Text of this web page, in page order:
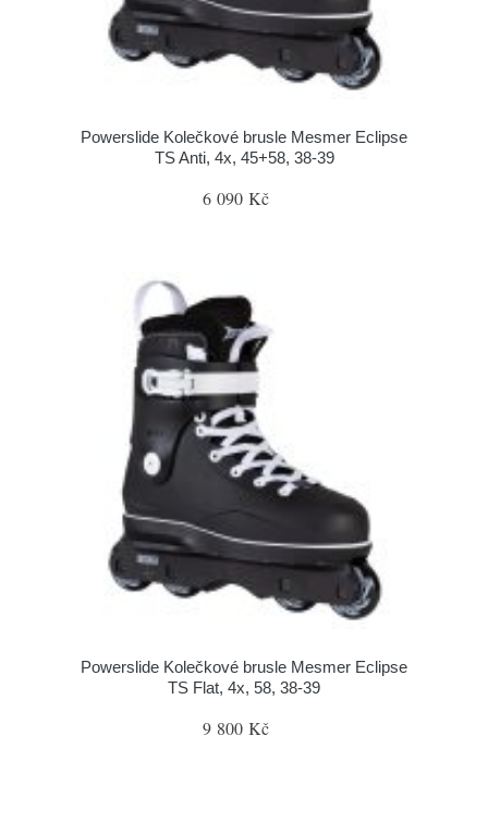
Powerslide Kolečkové brusle Mesmer Eclipse
TS Anti, 4x, 45+58, 38-39
6 090 Kč
Powerslide Kolečkové brusle Mesmer Eclipse
TS Flat, 4x, 58, 38-39
9 800 Kč